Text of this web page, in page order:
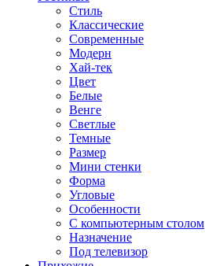
Стиль
Классические
Современные
Модерн
Хай-тек
Цвет
Белые
Венге
Светлые
Темные
Размер
Мини стенки
Форма
Угловые
Особенности
С компьютерным столом
Назначение
Под телевизор